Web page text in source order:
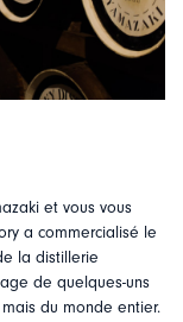
et vous vous
a commercialisé le
la distillerie
de quelques-uns
du monde entier.